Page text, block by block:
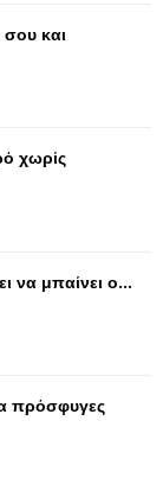
και
χωρίς
να μπαίνει ο...
πρόσφυγες